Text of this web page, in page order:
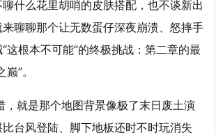
什么花里胡哨的皮肤搭配，也不谈新出
聊聊那个让无数蛋仔深夜崩溃、怒摔手
这根本不可能”的终极挑战：第二章的最
”。
，就是那个地图背景像极了末日废土演
台风登陆、脚下地板还时不时玩消失